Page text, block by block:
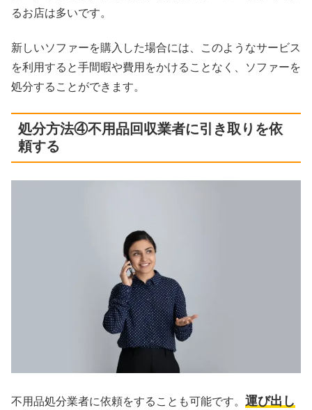
るお店は多いです。
新しいソファーを購入した場合には、このようなサービス
を利用すると手間暇や費用をかけることなく、ソファーを
処分することができます。
処分方法④不用品回収業者に引き取りを依
頼する
不用品処分業者に依頼をすることも可能です。 運び出し